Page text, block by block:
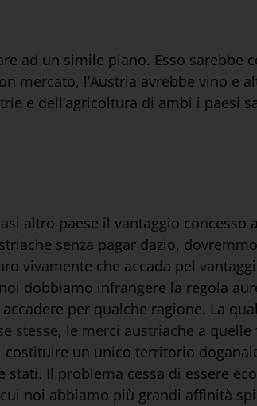
ad un simile piano. Esso sarebbe
mercato, l’Austria avrebbe vino e
e dell’agricoltura di ambi i paesi
altro paese il vantaggio concesso
senza pagar dazio,
vivamente che accada pel
dobbiamo infrangere la regola
per qualche ragione. La
stesse, le merci austriache a quelle
un unico territorio
Il problema cessa di essere
noi abbiamo più grandi affinità